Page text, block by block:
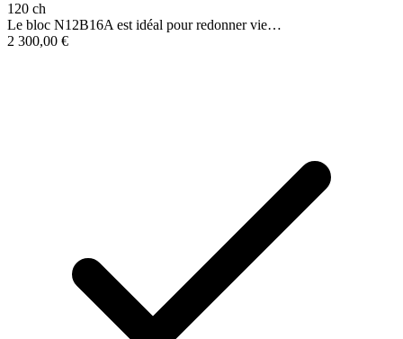
120 ch
Le bloc N12B16A est idéal pour redonner vie…
2 300,00 €